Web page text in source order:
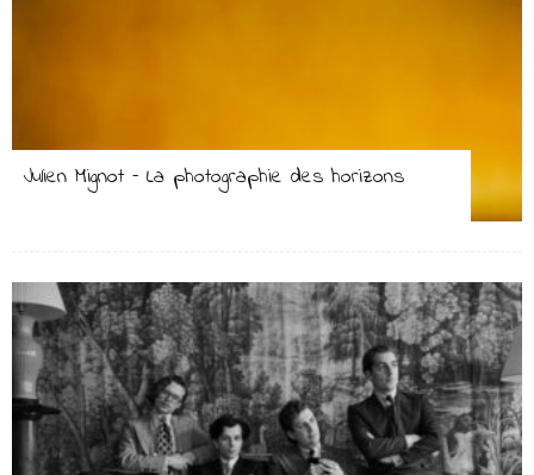
Julien Mignot – La photographie des horizons